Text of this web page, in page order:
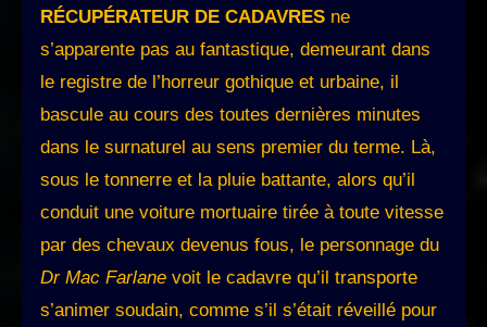
RÉCUPÉRATEUR DE CADAVRES ne
s’apparente pas au fantastique, demeurant dans
le registre de l’horreur gothique et urbaine, il
bascule au cours des toutes dernières minutes
dans le surnaturel au sens premier du terme. Là,
sous le tonnerre et la pluie battante, alors qu’il
conduit une voiture mortuaire tirée à toute vitesse
par des chevaux devenus fous, le personnage du
Dr Mac Farlane voit le cadavre qu’il transporte
s’animer soudain, comme s’il s’était réveillé pour